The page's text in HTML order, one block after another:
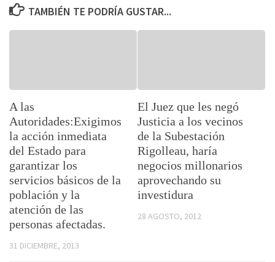
TAMBIÉN TE PODRÍA GUSTAR...
A las
Autoridades:Exigimos
la acción inmediata
del Estado para
garantizar los
servicios básicos de la
población y la
atención de las
personas afectadas.
31 DICIEMBRE, 2013
El Juez que les negó
Justicia a los vecinos
de la Subestación
Rigolleau, haría
negocios millonarios
aprovechando su
investidura
28 AGOSTO, 2012